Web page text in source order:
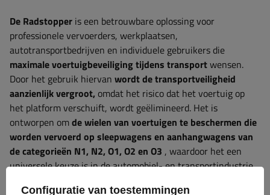
De Radstopper is een betrouwbare oplossing voor
professionele vervoerders, werkplaatsen,
autotransportbedrijven en individuele gebruikers die
maximale voertuigbeveiliging tijdens transportwensen.
Door het gebruik hiervan wordt de transportveiligheid
aanzienlijk vergroot, omdat het risico dat het voertuig op
het platform verschuift, wordt geëlimineerd. Het is
ontworpen omde wielen van voertuigen te beschermen die
worden vervoerd op sleepwagens en aanhangwagens van
de categorieën N1, N2, O1, O2 en O3 , waardoor het een
universele keuze is in de automobiel- en transportindustrie.
Configuratie van toestemmingen